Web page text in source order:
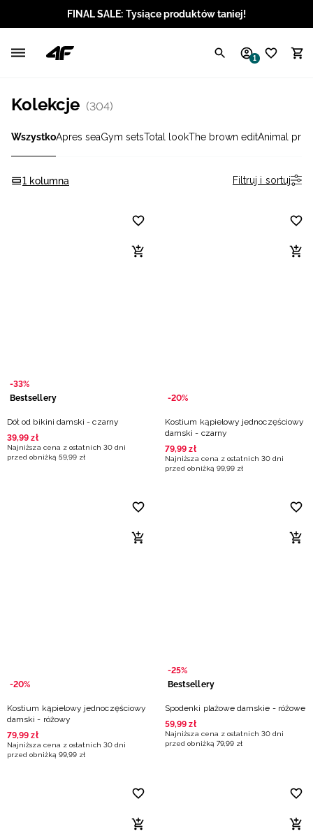
FINAL SALE: Tysiące produktów taniej!
1
Kolekcje (304)
WszystkoApres seaGym setsTotal lookThe brown editAnimal
1 kolumna Filtruj i sortuj
-33%
Bestsellery
Dół od bikini damski - czarny
39,99 zł
Najniższa cena z ostatnich 30 dni
przed obniżką 59,99 zł
-20%
Kostium kąpielowy jednoczęściowy
damski - czarny
79,99 zł
Najniższa cena z ostatnich 30 dni
przed obniżką 99,99 zł
-20%
Kostium kąpielowy jednoczęściowy
damski - różowy
79,99 zł
Najniższa cena z ostatnich 30 dni
przed obniżką 99,99 zł
-25%
Bestsellery
Spodenki plażowe damskie - różowe
59,99 zł
Najniższa cena z ostatnich 30 dni
przed obniżką 79,99 zł
Angielski / GBP
Chorwacki / EUR
Słowacki / EUR
Ukraiński / UAH